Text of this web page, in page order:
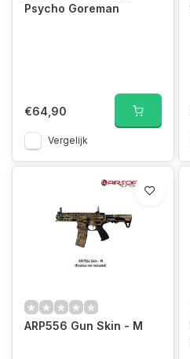
Psycho Goreman
€64,90
Vergelijk
ARP556 Gun Skin - M